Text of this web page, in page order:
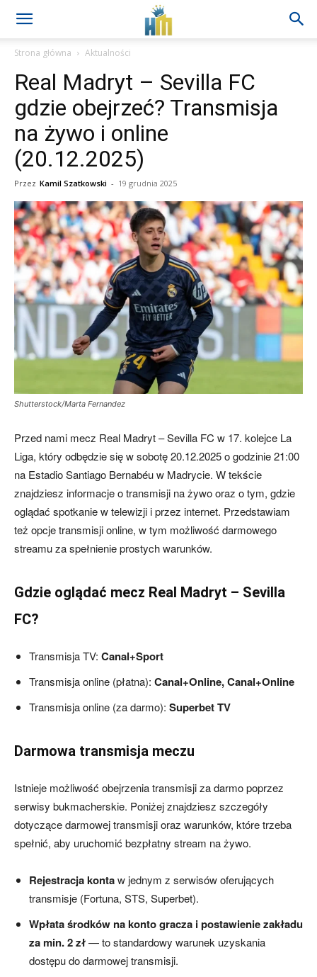
Strona główna Aktualności
Real Madryt – Sevilla FC
gdzie obejrzeć? Transmisja
na żywo i online
(20.12.2025)
Przez Kamil Szatkowski - 19 grudnia 2025
Shutterstock/Marta Fernandez
Przed nami mecz Real Madryt – Sevilla FC w 17. kolejce La
Liga, który odbędzie się w sobotę 20.12.2025 o godzinie 21:00
na Estadio Santiago Bernabéu w Madrycie. W tekście
znajdziesz informacje o transmisji na żywo oraz o tym, gdzie
oglądać spotkanie w telewizji i przez internet. Przedstawiam
też opcje transmisji online, w tym możliwość darmowego
streamu za spełnienie prostych warunków.
Gdzie oglądać mecz Real Madryt – Sevilla
FC?
Transmisja TV: Canal+Sport
Transmisja online (płatna): Canal+Online, Canal+Online
Transmisja online (za darmo): Superbet TV
Darmowa transmisja meczu
Istnieje możliwość obejrzenia transmisji za darmo poprzez
serwisy bukmacherskie. Poniżej znajdziesz szczegóły
dotyczące darmowej transmisji oraz warunków, które trzeba
spełnić, aby uruchomić bezpłatny stream na żywo.
Rejestracja kontaw jednym z serwisów oferujących
transmisje (Fortuna, STS, Superbet).
Wpłata środków na konto gracza i postawienie zakładu
za min. 2 zł— to standardowy warunek uzyskania
dostępu do darmowej transmisji.